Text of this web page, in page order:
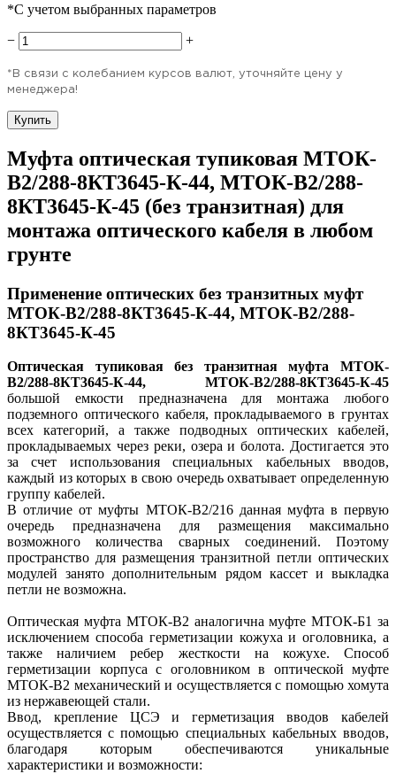
*С учетом выбранных параметров
− +
*В связи с колебанием курсов валют, уточняйте цену у
менеджера!
Купить
Муфта оптическая тупиковая МТОК-
В2/288-8КТ3645-К-44, МТОК-В2/288-
8КТ3645-К-45 (без транзитная) для
монтажа оптического кабеля в любом
грунте
Применение оптических без транзитных муфт
МТОК-В2/288-8КТ3645-К-44, МТОК-В2/288-
8КТ3645-К-45
Оптическая тупиковая без транзитная муфта МТОК-
В2/288-8КТ3645-К-44, МТОК-В2/288-8КТ3645-К-45
большой емкости предназначена для монтажа любого
подземного оптического кабеля, прокладываемого в грунтах
всех категорий, а также подводных оптических кабелей,
прокладываемых через реки, озера и болота. Достигается это
за счет использования специальных кабельных вводов,
каждый из которых в свою очередь охватывает определенную
группу кабелей.
В отличие от муфты МТОК-В2/216 данная муфта в первую
очередь предназначена для размещения максимально
возможного количества сварных соединений. Поэтому
пространство для размещения транзитной петли оптических
модулей занято дополнительным рядом кассет и выкладка
петли не возможна.
Оптическая муфта МТОК-В2 аналогична муфте МТОК-Б1 за
исключением способа герметизации кожуха и оголовника, а
также наличием ребер жесткости на кожухе. Способ
герметизации корпуса с оголовником в оптической муфте
МТОК-В2 механический и осуществляется с помощью хомута
из нержавеющей стали.
Ввод, крепление ЦСЭ и герметизация вводов кабелей
осуществляется с помощью специальных кабельных вводов,
благодаря которым обеспечиваются уникальные
характеристики и возможности: